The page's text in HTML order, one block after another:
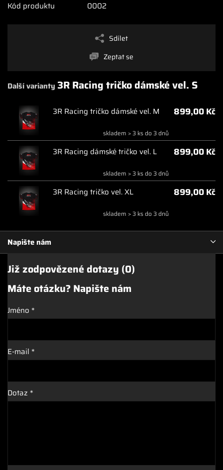
Kód produktu
0002
Sdílet
Zeptat se
Další varianty 3R Racing tričko dámské vel. S
3R Racing tričko dámské vel. M
skladem > 3 ks do 3 dnů
899,00 Kč
3R Racing dámské tričko vel. L
skladem > 3 ks do 3 dnů
899,00 Kč
3R Racing tričko vel. XL
skladem > 3 ks do 3 dnů
899,00 Kč
Napište nám
Již zodpovězené dotazy (0)
Máte otázku? Napište nám
Jméno *
E-mail *
Dotaz *